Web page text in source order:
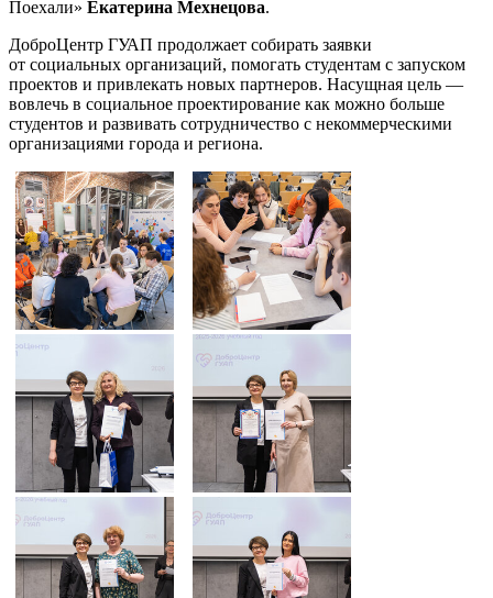
Поехали» Екатерина Мехнецова.
ДоброЦентр ГУАП продолжает собирать заявки
от социальных организаций, помогать студентам с запуском
проектов и привлекать новых партнеров. Насущная цель —
вовлечь в социальное проектирование как можно больше
студентов и развивать сотрудничество с некоммерческими
организациями города и региона.